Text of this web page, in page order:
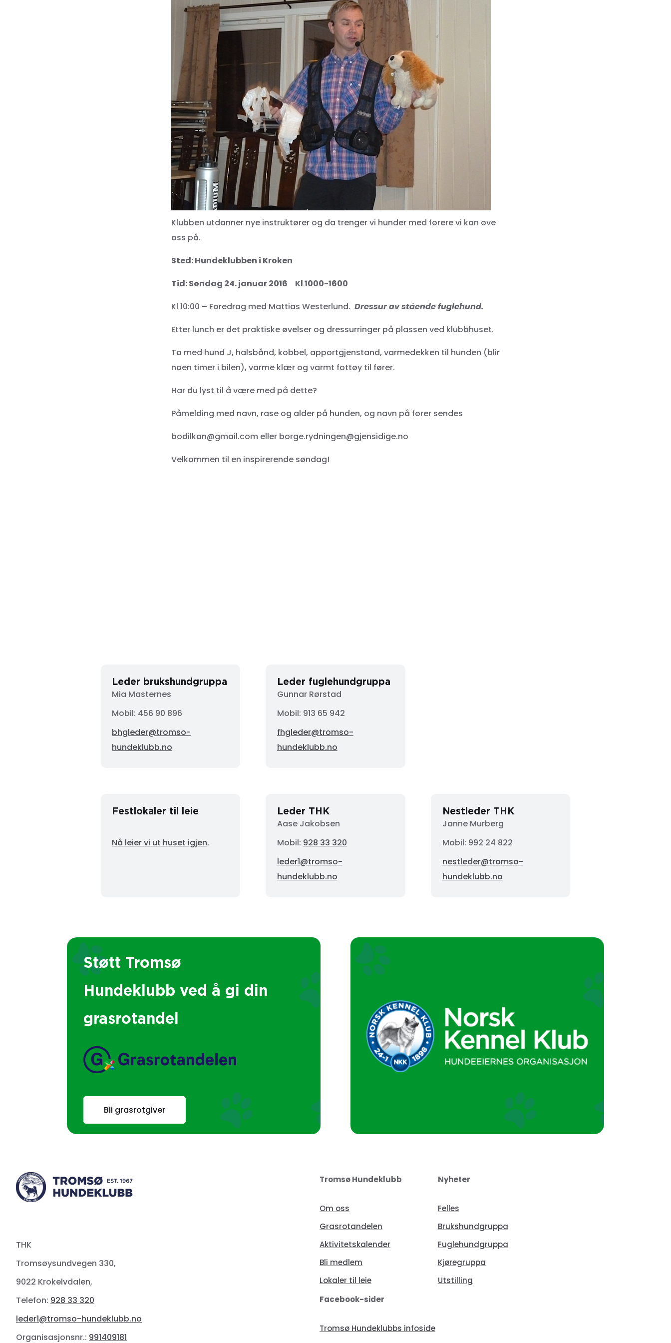
Klubben utdanner nye instruktører og da trenger vi hunder med førere vi kan øve
oss på.
Sted: Hundeklubben i Kroken
Tid: Søndag 24. januar 2016 Kl 1000-1600
Kl 10:00 – Foredrag med Mattias Westerlund. Dressur av stående fuglehund.
Etter lunch er det praktiske øvelser og dressurringer på plassen ved klubbhuset.
Ta med hund J, halsbånd, kobbel, apportgjenstand, varmedekken til hunden (blir
noen timer i bilen), varme klær og varmt fottøy til fører.
Har du lyst til å være med på dette?
Påmelding med navn, rase og alder på hunden, og navn på fører sendes
bodilkan@gmail.com eller borge.rydningen@gjensidige.no
Velkommen til en inspirerende søndag!
Leder brukshundgruppa
Mia Masternes
Mobil: 456 90 896
bhgleder@tromso-
hundeklubb.no
Leder fuglehundgruppa
Gunnar Rørstad
Mobil: 913 65 942
fhgleder@tromso-
hundeklubb.no
Festlokaler til leie
Nå leier vi ut huset igjen.
Leder THK
Aase Jakobsen
Mobil: 928 33 320
leder1@tromso-
hundeklubb.no
Nestleder THK
Janne Murberg
Mobil: 992 24 822
nestleder@tromso-
hundeklubb.no
Støtt Tromsø
Hundeklubb ved å gi din
grasrotandel
Bli grasrotgiver
THK
Tromsøysundvegen 330,
9022 Krokelvdalen,
Telefon: 928 33 320
leder1@tromso-hundeklubb.no
Organisasjonsnr.: 991409181
Tromsø Hundeklubb
Om oss
Grasrotandelen
Aktivitetskalender
Bli medlem
Lokaler til leie
Nyheter
Felles
Brukshundgruppa
Fuglehundgruppa
Kjøregruppa
Utstilling
Facebook-sider
Tromsø Hundeklubbs infoside